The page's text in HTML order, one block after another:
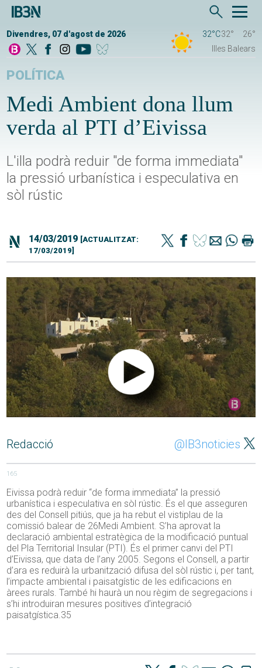
Divendres, 07 d'agost de 2026 32°C32°
26°
Illes Balears
POLÍTICA
Medi Ambient dona llum
verda al PTI d’Eivissa
L'illa podrà reduir "de forma immediata"
la pressió urbanística i especulativa en
sòl rústic
14/03/2019 [ACTUALITZAT:
17/03/2019]
Redacció @IB3noticies
165
Eivissa podrà reduir “de forma immediata” la pressió
urbanística i especulativa en sòl rústic. És el que asseguren
des del Consell pitiús, que ja ha rebut el vistiplau de la
comissió balear de 26Medi Ambient. S’ha aprovat la
declaració ambiental estratègica de la modificació puntual
del Pla Territorial Insular (PTI). És el primer canvi del PTI
d’Eivissa, que data de l’any 2005. Segons el Consell, a partir
d’ara es reduirà la urbanització difusa del sòl rústic i, per tant,
l’impacte ambiental i paisatgístic de les edificacions en
àrees rurals. També hi haurà un nou règim de segregacions i
s’hi introduiran mesures positives d’integració
paisatgística.35